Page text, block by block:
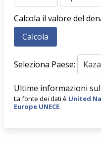
Calcola il valore del
Seleziona Paese:
Ultime informazioni
La fonte dei dati è United
Europe UNECE.